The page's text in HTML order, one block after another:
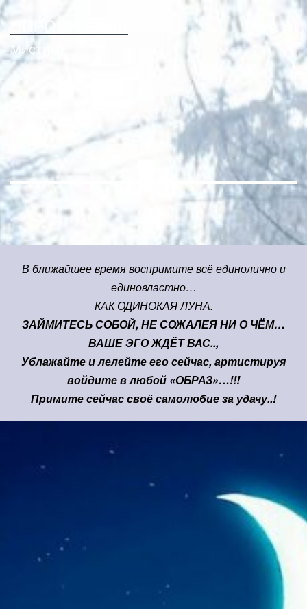
Перейти
к
содержимому
СПРОСИ СЕБЯ
Мистика
В ближайшее время воспримите всё единолично и
единовластно…
КАК ОДИНОКАЯ ЛУНА.
ЗАЙМИТЕСЬ СОБОЙ, НЕ СОЖАЛЕЯ НИ О ЧЁМ…
ВАШЕ ЭГО ЖДЁТ ВАС..,
Ублажайте и лелейте его сейчас, артистируя
войдите в любой «ОБРАЗ»…!!!
Примите сейчас своё самолюбие за удачу..!